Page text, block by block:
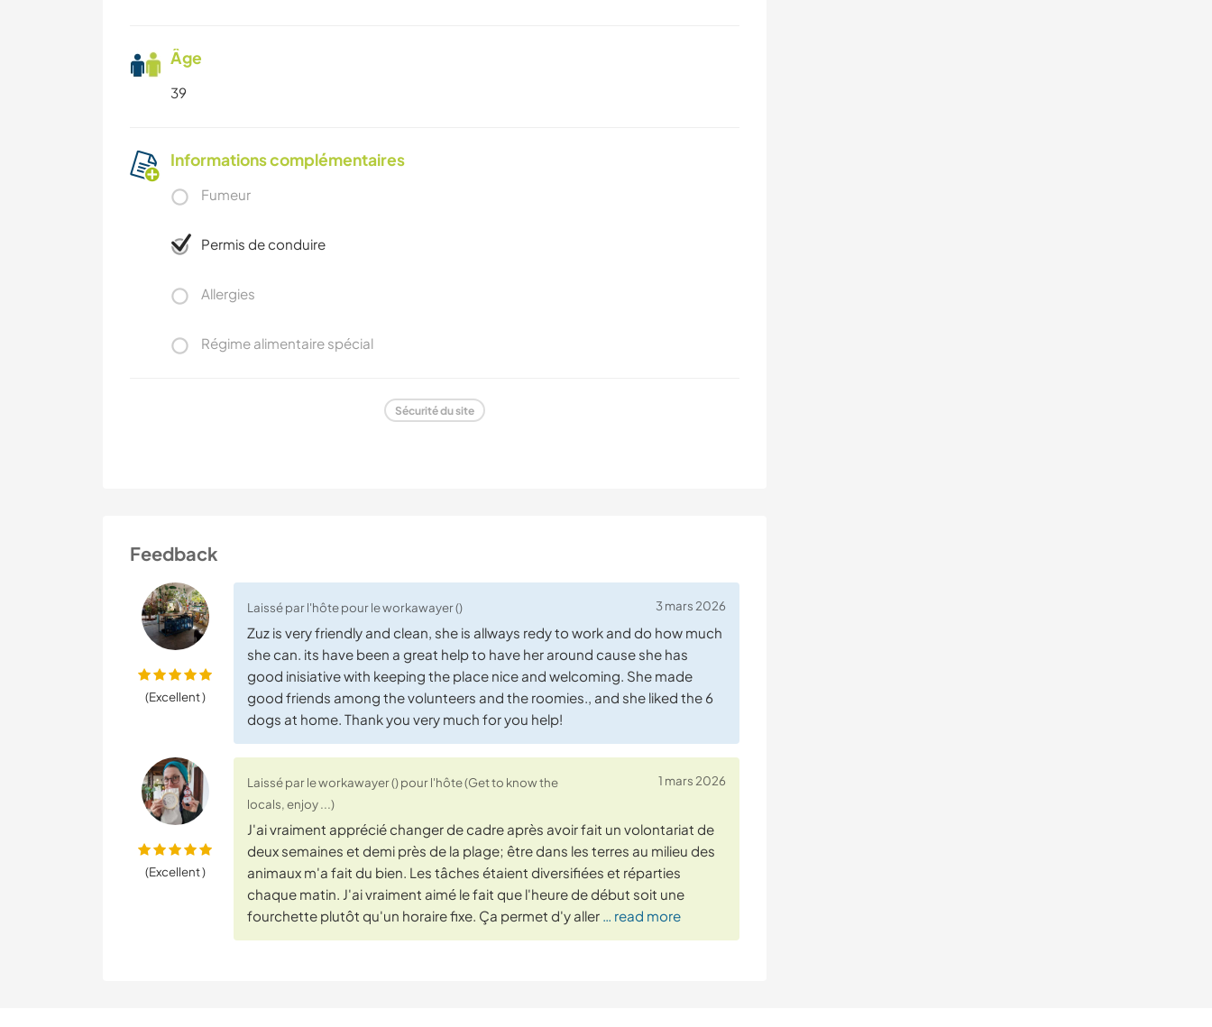
Âge
39
Informations complémentaires
Fumeur
Permis de conduire
Allergies
Régime alimentaire spécial
Sécurité du site
Feedback
3 mars 2026
Laissé par l'hôte pour le workawayer ()
Zuz is very friendly and clean, she is allways redy to work and do how much
she can. its have been a great help to have her around cause she has
good inisiative with keeping the place nice and welcoming. She made
good friends among the volunteers and the roomies., and she liked the 6
dogs at home. Thank you very much for you help!
(Excellent )
1 mars 2026
Laissé par le workawayer () pour l'hôte (Get to know the
locals, enjoy ...)
J'ai vraiment apprécié changer de cadre après avoir fait un volontariat de
deux semaines et demi près de la plage; être dans les terres au milieu des
animaux m'a fait du bien. Les tâches étaient diversifiées et réparties
chaque matin. J'ai vraiment aimé le fait que l'heure de début soit une
fourchette plutôt qu'un horaire fixe. Ça permet d'y aller … read more
(Excellent )